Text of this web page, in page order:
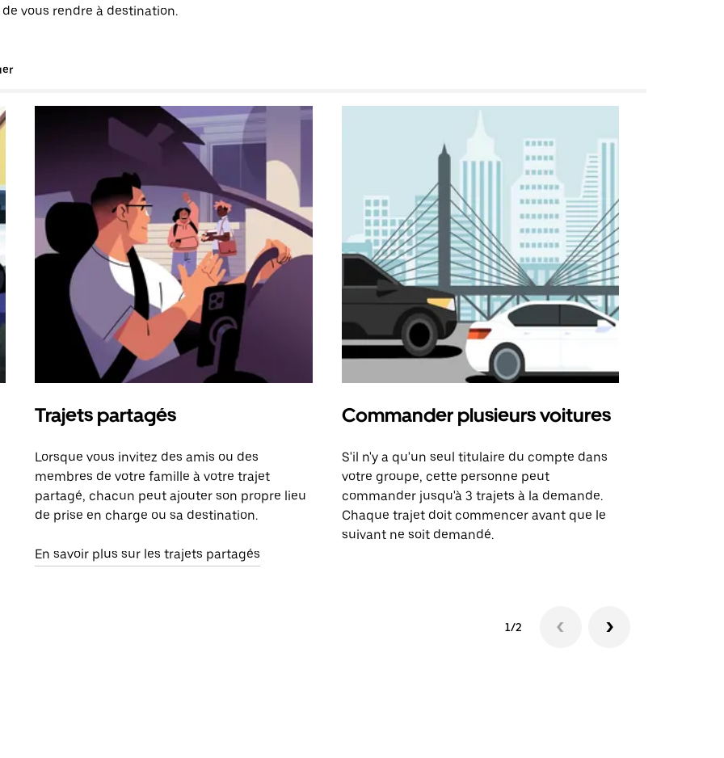
vous rendre à destination.
Trajets partagés
Lorsque vous invitez des amis ou des
membres de votre famille à votre trajet
partagé, chacun peut ajouter son propre lieu
de prise en charge ou sa destination.
En savoir plus sur les trajets partagés
Commander plusieurs voitures
S'il n'y a qu'un seul titulaire du compte dans
votre groupe, cette personne peut
commander jusqu'à 3 trajets à la demande.
Chaque trajet doit commencer avant que le
suivant ne soit demandé.
1/2